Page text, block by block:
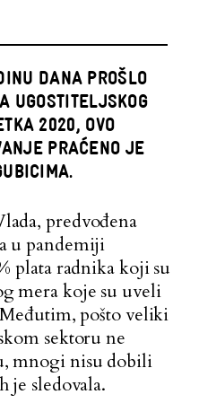
DANA PROŠLO
UGOSTITELJSKOG
2020, OVO
PRAĆENO JE
predvođena
u pandemiji
plata radnika koji su
mera koje su uveli
pošto veliki
sektoru ne
mnogi nisu dobili
je sledovala.